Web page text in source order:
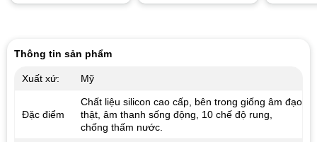
Được
Thông tin sản phẩm
Xuất xứ: Mỹ
Đặc điểm
Chất liệu silicon cao cấp, bên trong giống âm đạo
thật, âm thanh sống động, 10 chế độ rung,
chống thấm nước.